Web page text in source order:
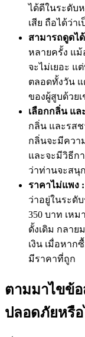
ได้ดีในระดับ
เสีย ถือได้ว่า
สามารถดูดได้
หลายครั้ง แม้
จะไม่เยอะ แ
ตลอดทั้งวัน
ของผู้สูบด้วย
เลือกกลิ่น แล
กลิ่น และรสช
กลิ่นจะมีควา
และจะมีวิธีก
ว่าท่านจะสนุ
ราคาไม่แพง :
ว่าอยู่ในระดั
350 บาท เห
ดั้งเดิม กลาย
เงิน เมื่อหาก
มีราคาที่ถูก
ตามมาไขข้อ
ปลอดภัยหรือ